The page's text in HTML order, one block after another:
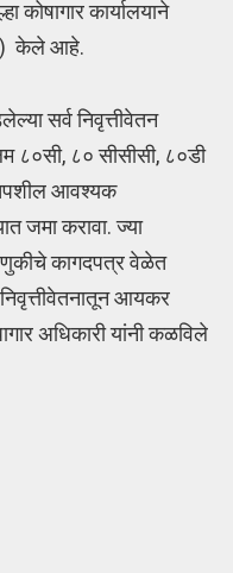
कोषागार कार्यालयाने
केले आहे.
सर्व निवृत्तीवेतन
८०सी, ८० सीसीसी, ८०डी
आवश्यक
जमा करावा. ज्या
कागदपत्र वेळेत
निवृत्तीवेतनातून आयकर
अधिकारी यांनी कळविले